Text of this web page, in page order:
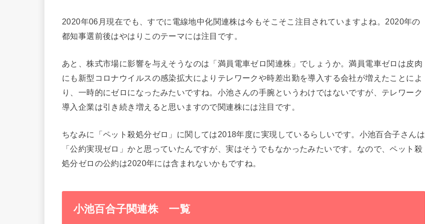
2020年06月現在でも、すでに電線地中化関連株は今もそこそこ注目されていますよね。2020年の
都知事選前後はやはりこのテーマには注目です。
あと、株式市場に影響を与えそうなのは「満員電車ゼロ関連株」でしょうか。満員電車ゼロは皮肉
にも新型コロナウイルスの感染拡大によりテレワークや時差出勤を導入する会社が増えたことによ
り、一時的にゼロになったみたいですね。小池さんの手腕というわけではないですが、テレワーク
導入企業は引き続き増えると思いますので関連株には注目です。
ちなみに「ペット殺処分ゼロ」に関しては2018年度に実現しているらしいです。小池百合子さんは
「公約実現ゼロ」かと思っていたんですが、実はそうでもなかったみたいです。なので、ペット殺
処分ゼロの公約は2020年には含まれないかもですね。
小池百合子関連株 一覧